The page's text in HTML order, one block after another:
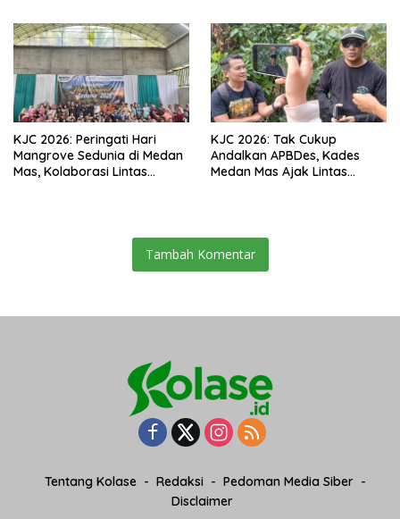
KJC 2026: Peringati Hari
Mangrove Sedunia di Medan
Mas, Kolaborasi Lintas
KJC 2026: Tak Cukup
Andalkan APBDes, Kades
Medan Mas Ajak Lintas
Tambah Komentar
Tentang Kolase Redaksi
Pedoman Media Siber
Disclaimer